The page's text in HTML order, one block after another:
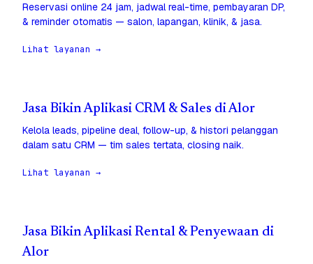
Reservasi online 24 jam, jadwal real-time, pembayaran DP,
& reminder otomatis — salon, lapangan, klinik, & jasa.
Lihat layanan →
Jasa Bikin Aplikasi CRM & Sales di Alor
Kelola leads, pipeline deal, follow-up, & histori pelanggan
dalam satu CRM — tim sales tertata, closing naik.
Lihat layanan →
Jasa Bikin Aplikasi Rental & Penyewaan di
Alor